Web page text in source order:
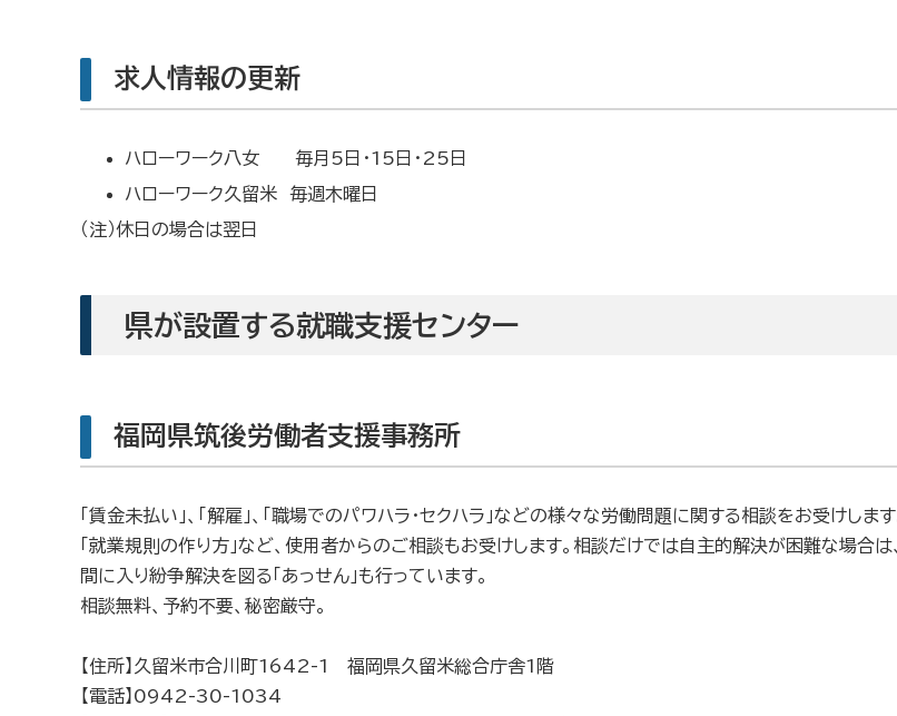
求人情報の更新
ハローワーク八女 毎月5日・15日・25日
ハローワーク久留米 毎週木曜日
（注）休日の場合は翌日
県が設置する就職支援センター
福岡県筑後労働者支援事務所
「賃金未払い」、「解雇」、「職場でのパワハラ・セクハラ」などの様々な労働問題に関する相談をお受けします
「就業規則の作り方」など、使用者からのご相談もお受けします。相談だけでは自主的解決が困難な場合は
間に入り紛争解決を図る「あっせん」も行っています。
相談無料、予約不要、秘密厳守。
【住所】久留米市合川町1642-1 福岡県久留米総合庁舎1階
【電話】0942-30-1034